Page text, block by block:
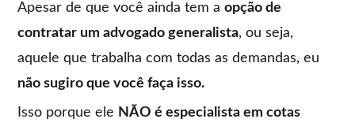
Apesar de que você ainda tem aopção de
contratar um advogado generalista, ou seja,
aquele que trabalha com todas as demandas, eu
não sugiro que você faça isso.
Isso porque ele NÃO é especialista em cotas